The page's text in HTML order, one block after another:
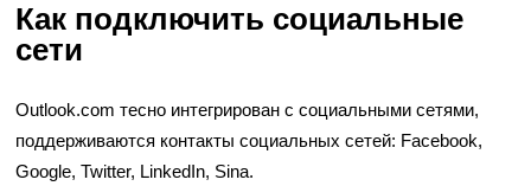
Как подключить социальные
сети
Outlook.com тесно интегрирован с социальными сетями,
поддерживаются контакты социальных сетей: Facebook,
Google, Twitter, LinkedIn, Sina.